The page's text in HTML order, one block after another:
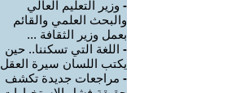
- وزير التعليم العالي
والبحث العلمي والقائم
بعمل وزير الثقافة ...
- اللغة التي تسكننا.. حين
يكتب اللسان سيرة العقل
- مراجعات جديدة تكشف